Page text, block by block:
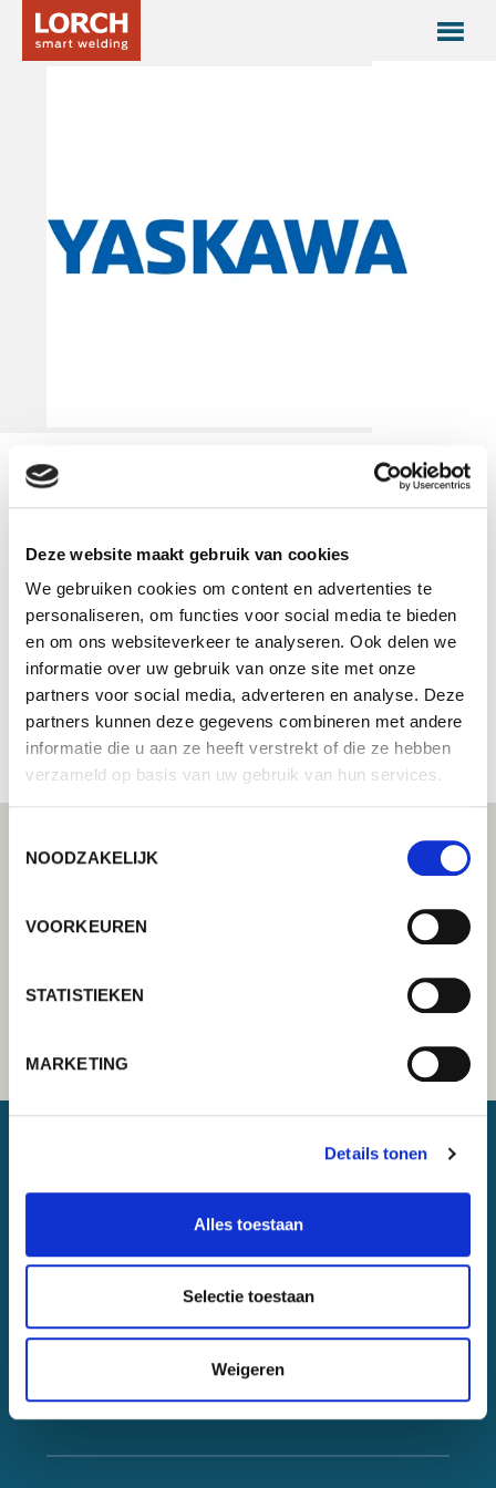
Deze website maakt gebruik van cookies
We gebruiken cookies om content en advertenties te
personaliseren, om functies voor social media te bieden
en om ons websiteverkeer te analyseren. Ook delen we
informatie over uw gebruik van onze site met onze
partners voor social media, adverteren en analyse. Deze
partners kunnen deze gegevens combineren met andere
informatie die u aan ze heeft verstrekt of die ze hebben
verzameld op basis van uw gebruik van hun services.
NOODZAKELIJK
VOORKEUREN
STATISTIEKEN
MARKETING
Details tonen
Alles toestaan
Selectie toestaan
Weigeren
YASKAWA CZECH s.r.o.
Systeemintegrator - Uw Lorch partner voor
geïntegreerde automatiseringsoplossingen
Mezi Stromy 507
Tsjechië
+420257941718
+49 7191 503-0
info(at)lorch.eu
71549 Auenwald
Contact
Google Maps